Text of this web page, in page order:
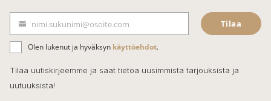
e
b
o
o
k
ä
h
k
nimi.sukunimi@osoite.com Tilaa
Olen lukenut ja hyväksyn käyttöehdot.
Tilaa uutiskirjeemme ja saat tietoa uusimmista tarjouksista ja
uutuuksista!